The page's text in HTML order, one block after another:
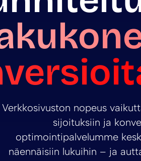
Verkkosivuston nopeus
sijoituksiin ja
optimointipalvelumme
näennäisiin lukuihin – ja